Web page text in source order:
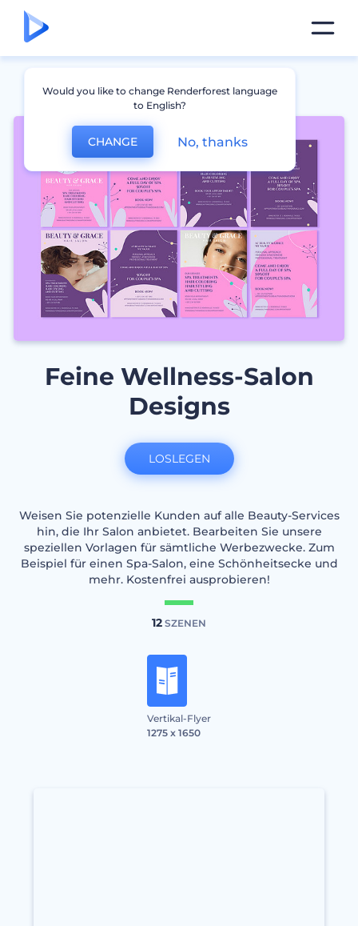
Feine Wellness-Salon
Designs
Weisen Sie potenzielle Kunden auf alle Beauty-Services
hin, die Ihr Salon anbietet. Bearbeiten Sie unsere
speziellen Vorlagen für sämtliche Werbezwecke. Zum
Beispiel für einen Spa-Salon, eine Schönheitsecke und
mehr. Kostenfrei ausprobieren!
12 SZENEN
Vertikal-Flyer
1275 x 1650
LOSLEGEN
Would you like to change Renderforest language
to English?
CHANGE No, thanks